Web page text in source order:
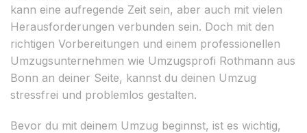
kann eine aufregende Zeit sein, aber auch mit vielen
Herausforderungen verbunden sein. Doch mit den
richtigen Vorbereitungen und einem professionellen
Umzugsunternehmen wie Umzugsprofi Rothmann aus
Bonn an deiner Seite, kannst du deinen Umzug
stressfrei und problemlos gestalten.
Bevor du mit deinem Umzug beginnst, ist es wichtig,